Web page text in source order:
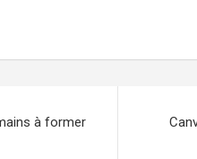
à former